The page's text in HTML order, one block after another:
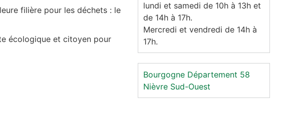
lundi et samedi de 10h à 13h et
de 14h à 17h.
Mercredi et vendredi de 14h à
17h.
Bourgogne Département 58
Nièvre Sud-Ouest
filière pour les déchets : le
écologique et citoyen pour